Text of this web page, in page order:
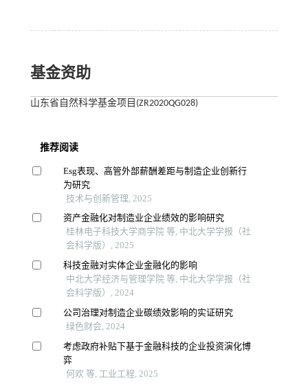
基金资助
山东省自然科学基金项目(ZR2020QG028)